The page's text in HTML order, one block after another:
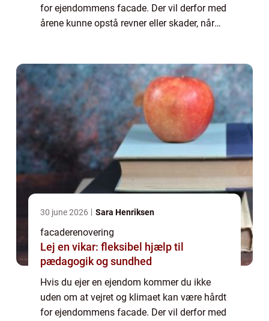
for ejendommens facade. Der vil derfor med
årene kunne opstå revner eller skader, når
30 june 2026 Sara Henriksen
facaderenovering
Lej en vikar: fleksibel hjælp til
pædagogik og sundhed
Hvis du ejer en ejendom kommer du ikke
uden om at vejret og klimaet kan være hårdt
for ejendommens facade. Der vil derfor med